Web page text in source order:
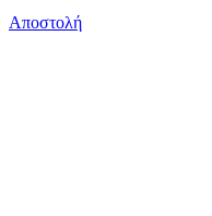
Αποστολή